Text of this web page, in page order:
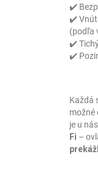
✔️
✔️
(podľa
✔️
✔️
Každá
možné
je u nás
Fi –